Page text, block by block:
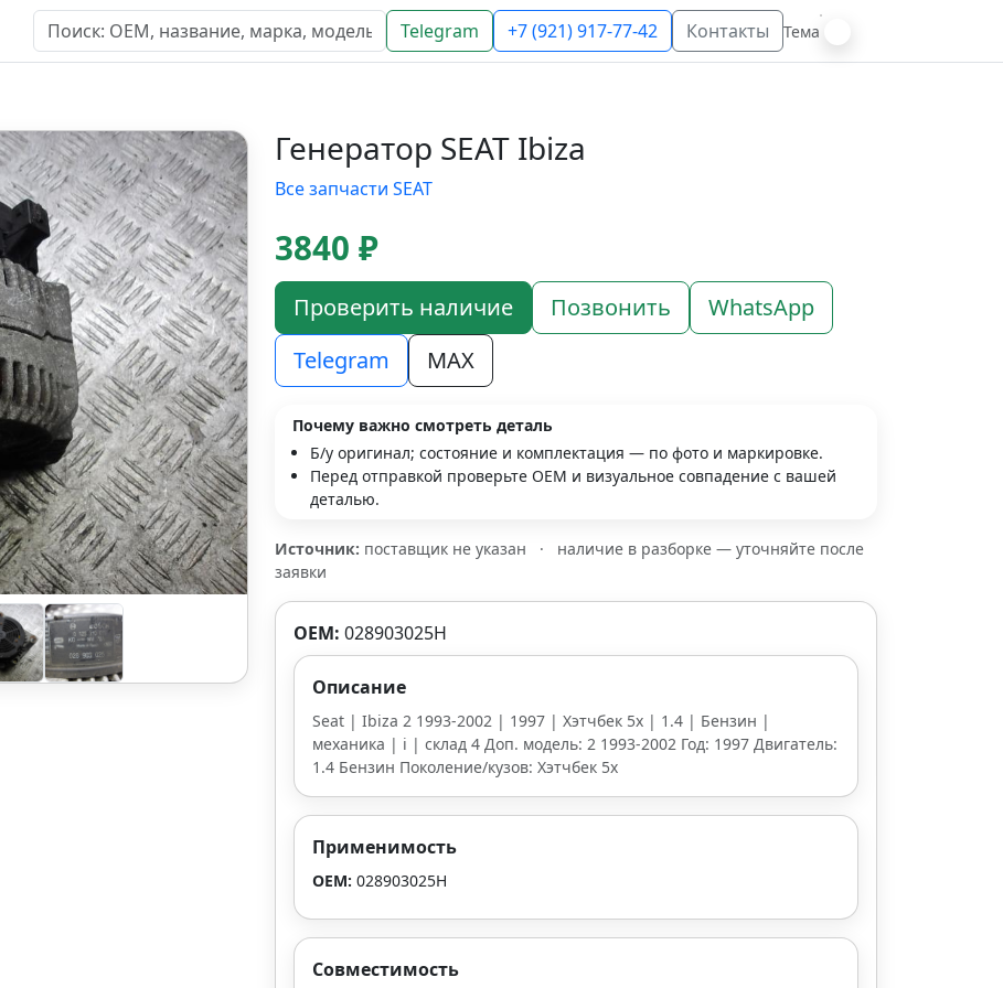
Telegram +7 (921) 917-77-42 Контакты Тема
Генератор SEAT Ibiza
Все запчасти SEAT
3840 ₽
Проверить наличие Позвонить
WhatsApp
Telegram
MAX
Почему важно смотреть деталь
Б/у оригинал; состояние и комплектация — по фото и маркировке.
Перед отправкой проверьте OEM и визуальное совпадение с вашей
деталью.
Источник: поставщик не указан ·
наличие в разборке — уточняйте после
заявки
OEM: 028903025H
Описание
Seat | Ibiza 2 1993-2002 | 1997 | Хэтчбек 5х | 1.4 | Бензин |
механика | i | склад 4 Доп. модель: 2 1993-2002 Год: 1997 Двигатель:
1.4 Бензин Поколение/кузов: Хэтчбек 5х
Применимость
OEM: 028903025H
Совместимость